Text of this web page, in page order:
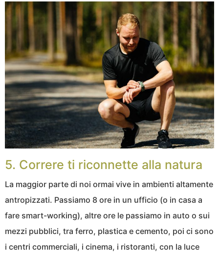
5. Correre ti riconnette alla natura
La maggior parte di noi ormai vive in ambienti altamente
antropizzati. Passiamo 8 ore in un ufficio (o in casa a
fare smart-working), altre ore le passiamo in auto o sui
mezzi pubblici, tra ferro, plastica e cemento, poi ci sono
i centri commerciali, i cinema, i ristoranti, con la luce